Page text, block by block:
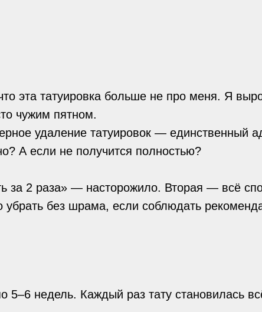
эта татуировка больше не про меня. Я
чужим пятном.
удаление татуировок — единственный
А если не получится полностью?
за 2 раза» — насторожило. Вторая — всё
убрать без шрама, если соблюдать
недель. Каждый раз тату становилась